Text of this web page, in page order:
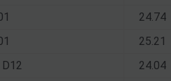
24.74
25.21
D12
24.04